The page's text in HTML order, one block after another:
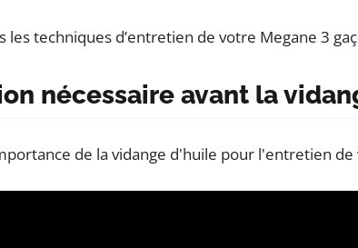
les techniques d’entretien de votre Megane 3
nécessaire avant la